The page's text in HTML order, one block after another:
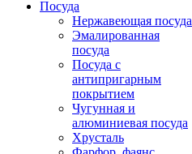
Посуда
Нержавеющая посуда
Эмалированная
посуда
Посуда с
антипригарным
покрытием
Чугунная и
алюминиевая посуда
Хрусталь